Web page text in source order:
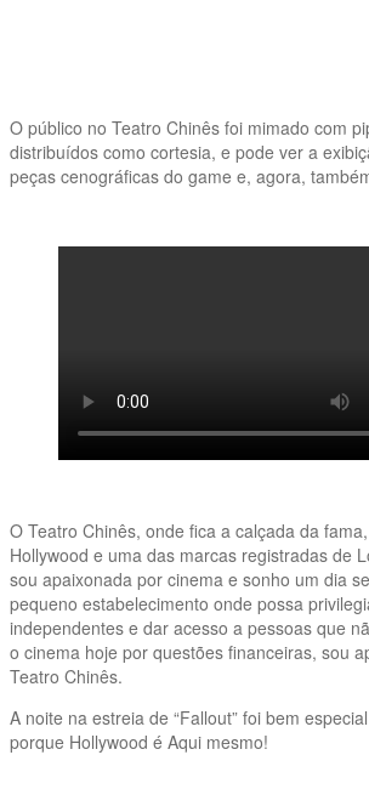
O público no Teatro Chinês foi mimado com
distribuídos como cortesia, e pode ver a
peças cenográficas do game e, agora,
O Teatro Chinês, onde fica a calçada da
Hollywood e uma das marcas registradas de
sou apaixonada por cinema e sonho um dia
pequeno estabelecimento onde possa
independentes e dar acesso a pessoas que
o cinema hoje por questões financeiras, sou
Teatro Chinês.
A noite na estreia de “Fallout” foi bem
porque Hollywood é Aqui mesmo!